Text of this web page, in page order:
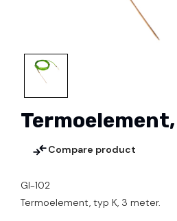
Compare product
GI-102
Termoelement, typ K, 3 meter.